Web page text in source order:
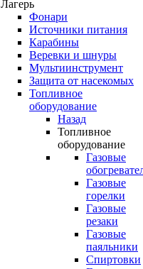
Лагерь
Фонари
Источники питания
Карабины
Веревки и шнуры
Мультиинструмент
Защита от насекомых
Топливное
оборудование
Назад
Топливное
оборудование
Газовые
Газовые
горелки
Газовые
резаки
Газовые
паяльники
Спиртовки